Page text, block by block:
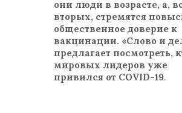
они люди в возрасте, а,
вторых, стремятся
общественное доверие к
вакцинации. «Слово и
предлагает посмотреть,
мировых лидеров уже
привился от COVID-19.